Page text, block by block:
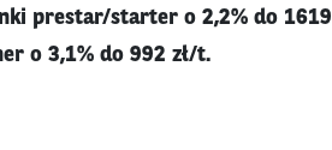
prestar/starter o 2,2% do 1619
o 3,1% do 992 zł/t.